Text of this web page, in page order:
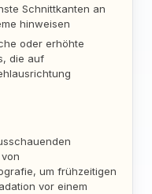
Schnittkanten an
hinweisen
oder erhöhte
die auf
um frühzeitigen
vor einem